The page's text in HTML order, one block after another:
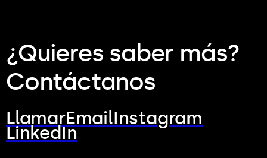
¿Quieres saber más?
Contáctanos
LlamarEmailInstagram
LinkedIn